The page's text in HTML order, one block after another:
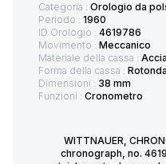
Categoria : Orologio da
Periodo : 1960
ID Orologio : 4619786
Movimento : Meccanico
Materiale della cassa :
Forma della cassa : Rotonda
Dimensioni : 38 mm
Funzioni : Cronometro
WITTNAUER,
chronograph, no.